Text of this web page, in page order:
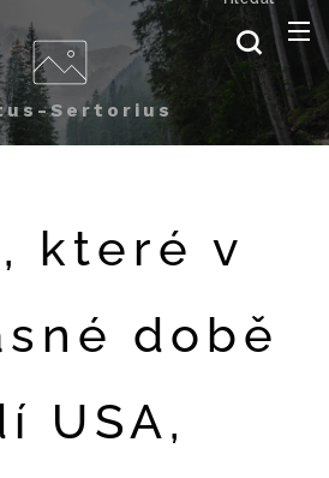
Sertorius
které v
době
USA,